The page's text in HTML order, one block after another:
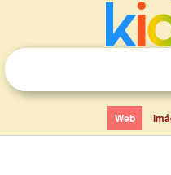
Web